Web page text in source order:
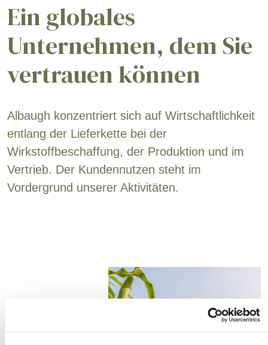
Ein globales
Unternehmen, dem Sie
vertrauen können
Albaugh konzentriert sich auf Wirtschaftlichkeit
entlang der Lieferkette bei der
Wirkstoffbeschaffung, der Produktion und im
Vertrieb. Der Kundennutzen steht im
Vordergrund unserer Aktivitäten.